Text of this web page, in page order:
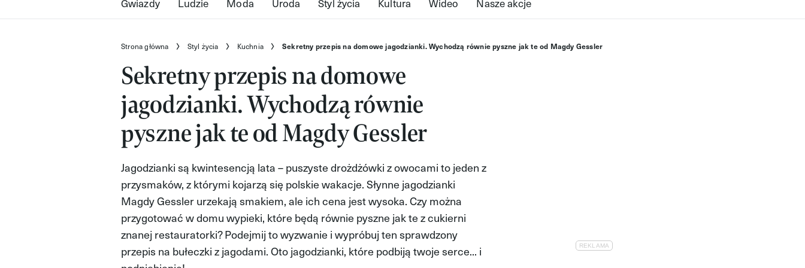
Strona główna Styl życia Kuchnia Sekretny przepis na domowe jagodzianki. Wychodzą równie pyszne jak te od Magdy Gessler
Sekretny przepis na domowe
jagodzianki. Wychodzą równie
pyszne jak te od Magdy Gessler
Jagodzianki są kwintesencją lata – puszyste drożdżówki z owocami to jeden z
przysmaków, z którymi kojarzą się polskie wakacje. Słynne jagodzianki
Magdy Gessler urzekają smakiem, ale ich cena jest wysoka. Czy można
przygotować w domu wypieki, które będą równie pyszne jak te z cukierni
znanej restauratorki? Podejmij to wyzwanie i wypróbuj ten sprawdzony
przepis na bułeczki z jagodami. Oto jagodzianki, które podbiją twoje serce... i